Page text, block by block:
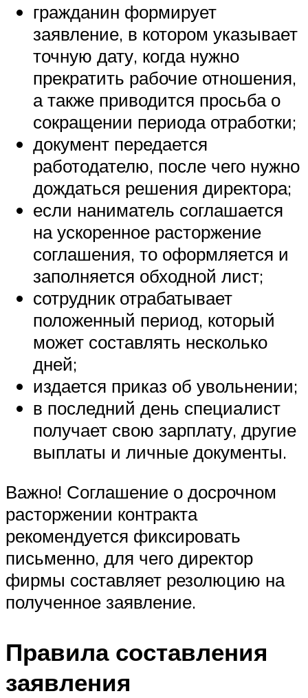
гражданин формирует
заявление, в котором указывает
точную дату, когда нужно
прекратить рабочие отношения,
а также приводится просьба о
сокращении периода отработки;
документ передается
работодателю, после чего нужно
дождаться решения директора;
если наниматель соглашается
на ускоренное расторжение
соглашения, то оформляется и
заполняется обходной лист;
сотрудник отрабатывает
положенный период, который
может составлять несколько
дней;
издается приказ об увольнении;
в последний день специалист
получает свою зарплату, другие
выплаты и личные документы.
Важно! Соглашение о досрочном
расторжении контракта
рекомендуется фиксировать
письменно, для чего директор
фирмы составляет резолюцию на
полученное заявление.
Правила составления
заявления